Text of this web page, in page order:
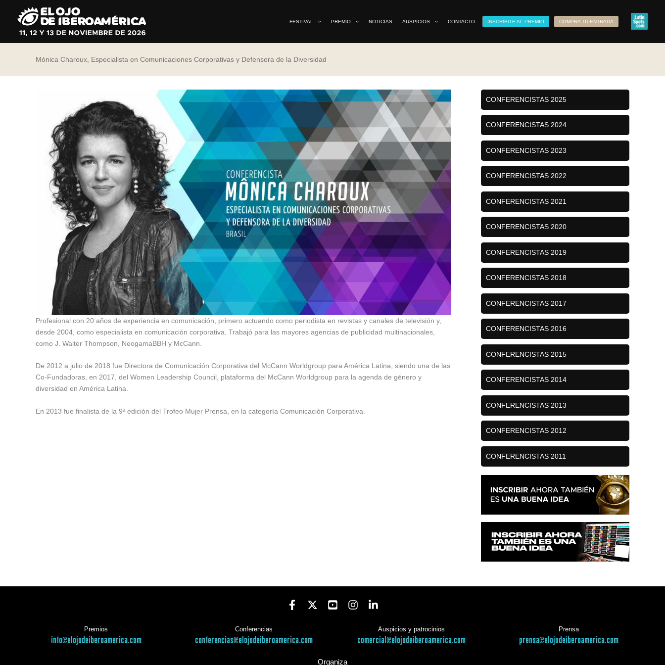
contenido
FESTIVAL PREMIO NOTICIAS AUSPICIOS CONTACTO INSCRIBITE AL PREMIO COMPRA TU ENTRADA
Mónica Charoux, Especialista en Comunicaciones Corporativas y Defensora de la Diversidad
Profesional con 20 años de experiencia en comunicación, primero actuando como periodista en revistas y canales de televisión y,
desde 2004, como especialista en comunicación corporativa. Trabajó para las mayores agencias de publicidad multinacionales,
como J. Walter Thompson, NeogamaBBH y McCann.
De 2012 a julio de 2018 fue Directora de Comunicación Corporativa del McCann Worldgroup para América Latina, siendo una de las
Co-Fundadoras, en 2017, del Women Leadership Council, plataforma del McCann Worldgroup para la agenda de género y
diversidad en América Latina.
En 2013 fue finalista de la 9ª edición del Trofeo Mujer Prensa, en la categoría Comunicación Corporativa.
CONFERENCISTAS 2025
CONFERENCISTAS 2024
CONFERENCISTAS 2023
CONFERENCISTAS 2022
CONFERENCISTAS 2021
CONFERENCISTAS 2020
CONFERENCISTAS 2019
CONFERENCISTAS 2018
CONFERENCISTAS 2017
CONFERENCISTAS 2016
CONFERENCISTAS 2015
CONFERENCISTAS 2014
CONFERENCISTAS 2013
CONFERENCISTAS 2012
CONFERENCISTAS 2011
Premios
info@elojodeiberoamerica.com
Conferencias
conferencias@elojodeiberoamerica.com
Auspicios y patrocinios
comercial@elojodeiberoamerica.com
Prensa
prensa@elojodeiberoamerica.com
Organiza